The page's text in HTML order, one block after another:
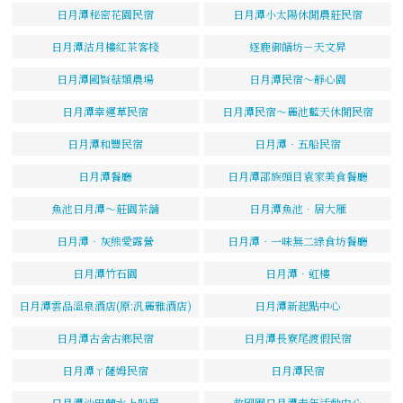
日月潭秘密花園民宿 日月潭小太陽休閒農莊民宿
日月潭沽月樓紅茶客棧 逐鹿御饍坊－天文昇
日月潭國賢菇類農場 日月潭民宿～靜心園
日月潭幸運草民宿 日月潭民宿～麗池藍天休閒民宿
日月潭和豐民宿 日月潭‧五船民宿
日月潭餐廳 日月潭邵族頭目袁家美食餐廳
魚池日月潭～莊園茶舖 日月潭魚池．居大雁
日月潭‧灰熊愛露營 日月潭‧一味無二綠食坊餐廳
日月潭竹石園 日月潭．虹樓
日月潭雲品溫泉酒店(原:汎麗雅酒店) 日月潭新起點中心
日月潭古舍古鄉民宿 日月潭長寮尾渡假民宿
日月潭ㄚ薩姆民宿 日月潭民宿